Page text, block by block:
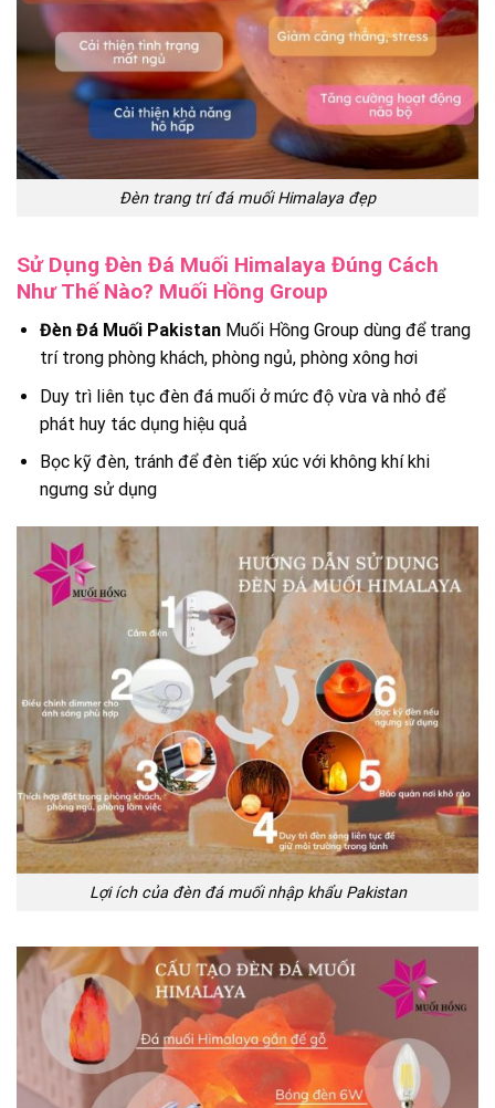
Đèn trang trí đá muối Himalaya đẹp
Sử Dụng Đèn Đá Muối Himalaya Đúng Cách
Như Thế Nào? Muối Hồng Group
Đèn Đá Muối PakistanMuối Hồng Group dùng để trang
trí trong phòng khách, phòng ngủ, phòng xông hơi
Duy trì liên tục đèn đá muối ở mức độ vừa và nhỏ để
phát huy tác dụng hiệu quả
Bọc kỹ đèn, tránh để đèn tiếp xúc với không khí khi
ngưng sử dụng
Lợi ích của đèn đá muối nhập khẩu Pakistan